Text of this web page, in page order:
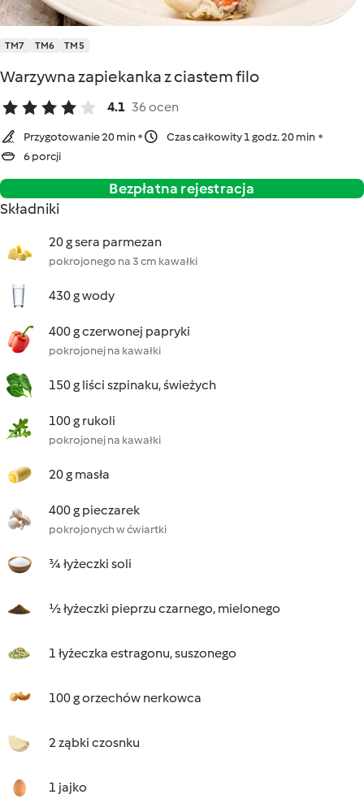
TM7 TM6 TM5
Warzywna zapiekanka z ciastem filo
4.1 36 ocen
Przygotowanie 20 min
Czas całkowity 1 godz. 20 min
6 porcji
Bezpłatna rejestracja
Składniki
20 g sera parmezan
pokrojonego na 3 cm kawałki
430 g wody
400 g czerwonej papryki
pokrojonej na kawałki
150 g liści szpinaku, świeżych
100 g rukoli
pokrojonej na kawałki
20 g masła
400 g pieczarek
pokrojonych w ćwiartki
¾ łyżeczki soli
½ łyżeczki pieprzu czarnego, mielonego
1 łyżeczka estragonu, suszonego
100 g orzechów nerkowca
2 ząbki czosnku
1 jajko